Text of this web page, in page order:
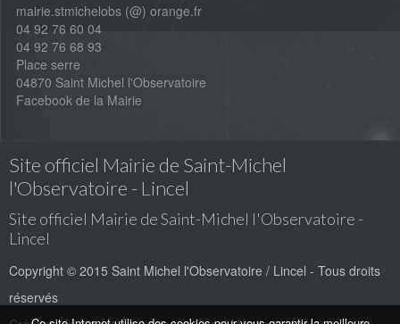
mairie.stmichelobs (@) orange.fr
04 92 76 60 04
04 92 76 68 93
Place serre
04870 Saint Michel l'Observatoire
Facebook de la Mairie
Site officiel Mairie de Saint-Michel
l'Observatoire - Lincel
Site officiel Mairie de Saint-Michel l'Observatoire -
Lincel
Copyright © 2015 Saint Michel l'Observatoire / Lincel - Tous droits
réservés